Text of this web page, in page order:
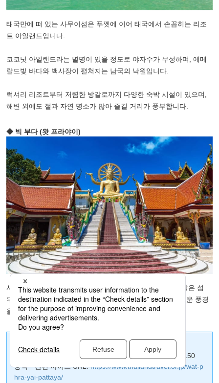
태국만에 떠 있는 사무이섬은 푸껫에 이어 태국에서 손꼽히는 리조
트 아일랜드입니다.
코코넛 아일랜드라는 별명이 있을 정도로 야자수가 무성하며, 에메
랄드빛 바다와 백사장이 펼쳐지는 남국의 낙원입니다.
럭셔리 리조트부터 저렴한 방갈로까지 다양한 숙박 시설이 있으며,
해변 외에도 절과 자연 명소가 많아 즐길 거리가 풍부합니다.
◆ 빅 부다 (왓 프라야이)
사무이섬의 상징적인 장소로, 높이 약 12m의 황금 불상이 작은 섬
위에 자리하고 있습니다. 해를 등진 석양 시간대에는 아름다운 풍경
을 배경으로 감상할 수 있습니다.
주소: Pattaya City, Bang Lamung District, Chon Buri 20150
공식・관련 사이트 URL:https://www.thailandtravel.or.jp/wat-p
hra-yai-pattaya/